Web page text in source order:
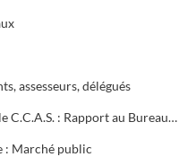
assesseurs, délégués
Projet de nouveaux locaux pour le C.C.A.S. : Rapport au Bureau Municipal
: Marché public